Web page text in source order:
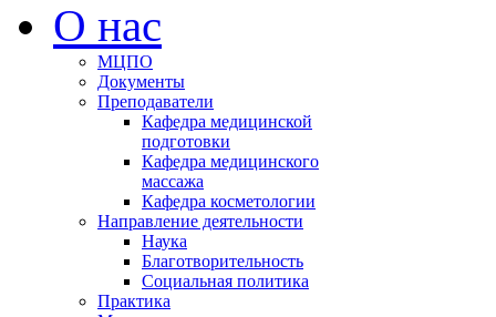
О нас
МЦПО
Документы
Преподаватели
Кафедра медицинской
подготовки
Кафедра медицинского
массажа
Кафедра косметологии
Направление деятельности
Наука
Благотворительность
Социальная политика
Практика